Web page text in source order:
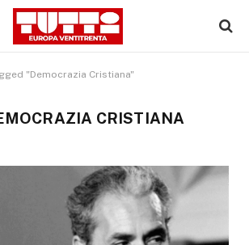
"Democrazia Cristiana"
CRISTIANA